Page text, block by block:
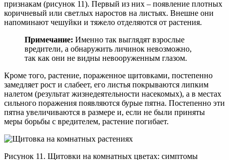
признакам (рисунок 11). Первый из них – появление плотных
коричневый или светлых наростов на листьях. Внешне они
напоминают чешуйки и тяжело отделяются от растения.
Примечание: Именно так выглядят взрослые
вредители, а обнаружить личинок невозможно,
так как они не видны невооруженным глазом.
Кроме того, растение, пораженное щитовками, постепенно
замедляет рост и слабеет, его листья покрываются липким
налетом (результат жизнедеятельности насекомых), а в местах
сильного поражения появляются бурые пятна. Постепенно эти
пятна увеличиваются в размере и, если не были приняты
меры борьбы с вредителем, растение погибает.
Рисунок 11. Щитовки на комнатных цветах: симптомы